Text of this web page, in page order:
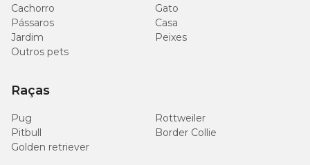
Cachorro
Gato
Pássaros
Casa
Jardim
Peixes
Outros pets
Raças
Pug
Rottweiler
Pitbull
Border Collie
Golden retriever